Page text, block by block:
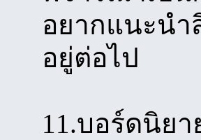
อยากแนะนำ
อยู่ต่อไป
11.บอร์ดนิย